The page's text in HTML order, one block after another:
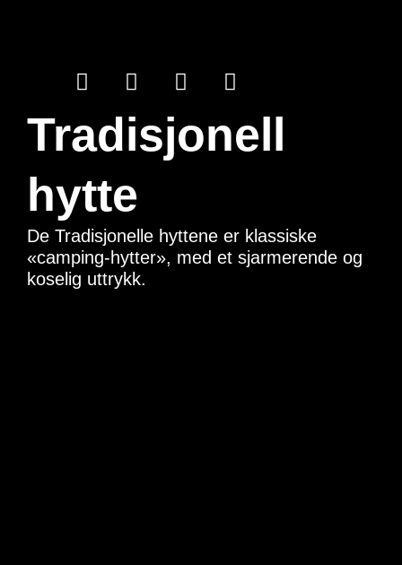
Tradisjonell
hytte
De Tradisjonelle hyttene er klassiske
«camping-hytter», med et sjarmerende og
koselig uttrykk.